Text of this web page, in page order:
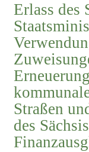
Erlass des
Straßen
des